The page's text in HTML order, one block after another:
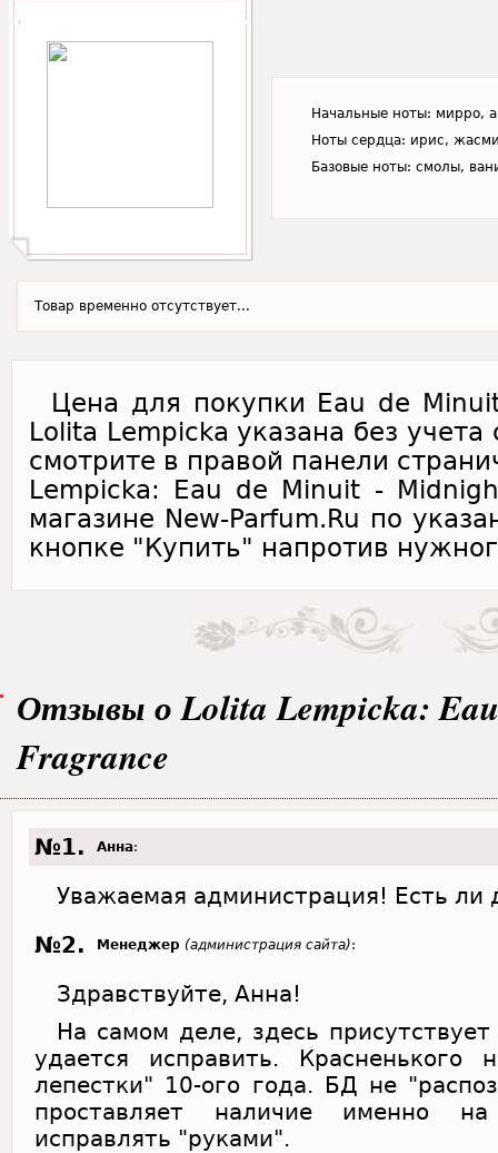
Начальные ноты: мирро,
Ноты сердца: ирис,
Базовые ноты: смолы,
Товар временно отсутствует...
Цена для покупки Eau de
Lolita Lempicka указана без
смотрите в правой панели
Lempicka: Eau de Minuit -
магазине New-Parfum.Ru по
кнопке "Купить" напротив
Отзывы о Lolita Lempicka:
Fragrance
№1. Анна:
Уважаемая администрация! Есть ли
№2.
Менеджер (администрация сайта):
Здравствуйте, Анна!
На самом деле, здесь
удается исправить. Красненького
лепестки" 10-ого года. БД не
проставляет наличие именно
исправлять "руками".